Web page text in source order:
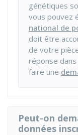
génétiques
vous pouvez
national de
doit être
de votre
réponse
faire une
Peut-on
données